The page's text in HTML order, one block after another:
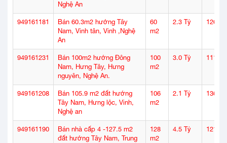
Nghệ An
949161181
Bán 60.3m2 hướng Tây
Nam, Vinh tân, Vinh ,Nghệ
An
60
m2
2.3 Tỷ 126
949161231
Bán 100m2 hướng Đông
Nam, Hưng Tây, Hưng
nguyên, Nghệ An.
100
m2
3.0 Tỷ 111
949161208
Bán 105.9 m2 đất hướng
Tây Nam, Hưng lộc, Vinh,
Nghệ an
106
m2
2.1 Tỷ 136
949161190
Bán nhà cấp 4 -127.5 m2
đất hướng Tây Nam, Trung
128
m2
4.5 Tỷ 121